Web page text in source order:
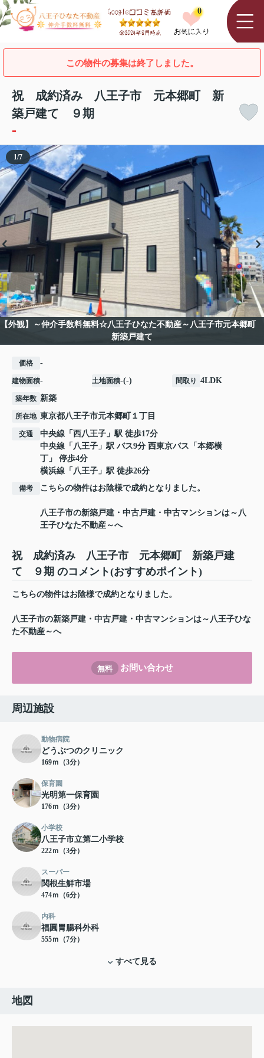
0
この物件の募集は終了しました。
祝 成約済み 八王子市 元本郷町 新
築戸建て ９期
-
【外観】～仲介手数料無料☆八王子ひなた不動産～八王子市元本郷町
新築戸建て
1/7
価格 -
建物面積- 土地面積-(-) 間取り 4LDK
築年数 新築
所在地 東京都八王子市元本郷町 １丁目
交通 中央線 「 西八王子 」駅 徒歩17分
中央線 「 八王子 」駅 バス9分 西東京バス「本郷横
丁」 停歩4分
横浜線 「 八王子 」駅 徒歩26分
備考 こちらの物件はお陰様で成約となりました。
八王子市の新築戸建・中古戸建・中古マンションは～八
王子ひなた不動産～へ
祝 成約済み 八王子市 元本郷町 新築戸建
て ９期 のコメント(おすすめポイント)
こちらの物件はお陰様で成約となりました。
八王子市の新築戸建・中古戸建・中古マンションは～八王子ひな
た不動産～へ
無料 お問い合わせ
周辺施設
動物病院
どうぶつのクリニック
169ｍ（3分）
保育園
光明第一保育園
176ｍ（3分）
小学校
八王子市立第二小学校
222ｍ（3分）
スーパー
関根生鮮市場
474ｍ（6分）
内科
福圓胃腸科外科
555ｍ（7分）
すべて見る
地図